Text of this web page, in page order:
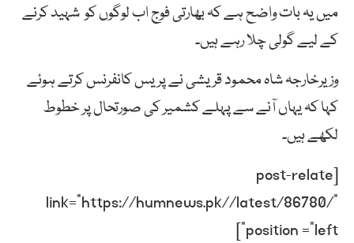
میں یہ بات واضح ہے کہ بھارتی فوج اب لوگوں کو شہید کرنے
کے لیے گولی چلا رہے ہیں۔
وزیرخارجہ شاہ محمود قریشی نے پریس کانفرنس کرتے ہوئے
کہا کہ یہاں آنے سے پہلے کشمیر کی صورتحال پر خطوط
لکھے ہیں۔
[post-relate
link=”https://humnews.pk//latest/86780/”
position =”left”]